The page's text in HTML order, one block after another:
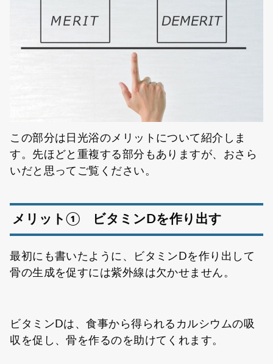
この部分は日光浴のメリットについて紹介しま
す。先ほどと重複する部分もありますが、おさら
いだと思ってご覧ください。
メリット① ビタミンDを作り出す
最初にも書いたように、ビタミンDを作り出して
骨の生成を促すには紫外線は欠かせません。
ビタミンDは、食事から得られるカルシウムの吸
収を促し、骨を作るのを助けてくれます。